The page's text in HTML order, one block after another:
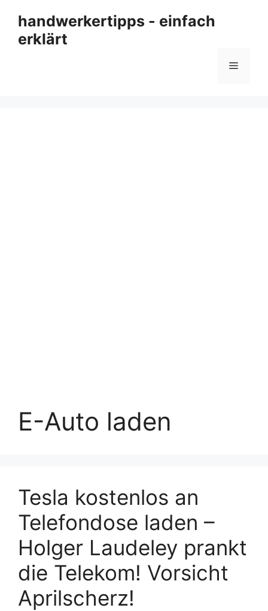
Inhalt
springen
handwerkertipps - einfach
erklärt
Menü
E-Auto laden
Tesla kostenlos an
Telefondose laden –
Holger Laudeley prankt
die Telekom! Vorsicht
Aprilscherz!